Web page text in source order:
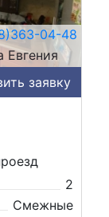
04-48
Евгения
заявку
2
Смежные